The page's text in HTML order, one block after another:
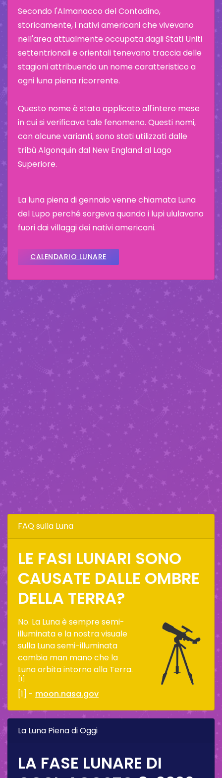
Secondo l'Almanacco del Contadino,
storicamente, i nativi americani che vivevano
nell'area attualmente occupata dagli Stati Uniti
settentrionali e orientali tenevano traccia delle
stagioni attribuendo un nome caratteristico a
ogni luna piena ricorrente.
Questo nome è stato applicato all'intero mese
in cui si verificava tale fenomeno. Questi nomi,
con alcune varianti, sono stati utilizzati dalle
tribù Algonquin dal New England al Lago
Superiore.
La luna piena di gennaio venne chiamata Luna
del Lupo perché sorgeva quando i lupi ululavano
fuori dai villaggi dei nativi americani.
CALENDARIO LUNARE
FAQ sulla Luna
LE FASI LUNARI SONO
CAUSATE DALLE OMBRE
DELLA TERRA?
No. La Luna è sempre semi-
illuminata e la nostra visuale
sulla Luna semi-illuminata
cambia man mano che la
Luna orbita intorno alla Terra.
[1]
[1] - moon.nasa.gov
La Luna Piena di Oggi
LA FASE LUNARE DI